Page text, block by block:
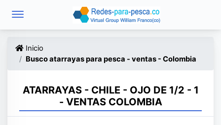
Inicio
Busco atarrayas para pesca - ventas - Colombia
ATARRAYAS - CHILE - OJO DE 1/2 - 1
- VENTAS COLOMBIA